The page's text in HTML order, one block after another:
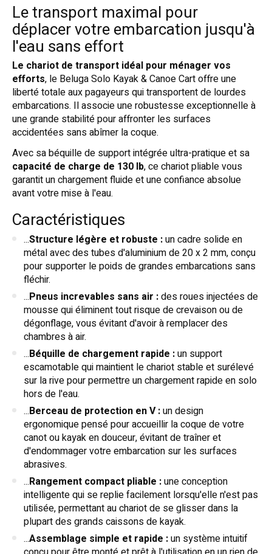
Le transport maximal pour
déplacer votre embarcation jusqu'à
l'eau sans effort
Le chariot de transport idéal pour ménager vos
efforts, le Beluga Solo Kayak & Canoe Cart offre une
liberté totale aux pagayeurs qui transportent de lourdes
embarcations. Il associe une robustesse exceptionnelle à
une grande stabilité pour affronter les surfaces
accidentées sans abîmer la coque.
Avec sa béquille de support intégrée ultra-pratique et sa
capacité de charge de 130 lb, ce chariot pliable vous
garantit un chargement fluide et une confiance absolue
avant votre mise à l'eau.
Caractéristiques
...Structure légère et robuste :un cadre solide en
métal avec des tubes d'aluminium de 20 x 2 mm, conçu
pour supporter le poids de grandes embarcations sans
fléchir.
...Pneus increvables sans air :des roues injectées de
mousse qui éliminent tout risque de crevaison ou de
dégonflage, vous évitant d'avoir à remplacer des
chambres à air.
...Béquille de chargement rapide :un support
escamotable qui maintient le chariot stable et surélevé
sur la rive pour permettre un chargement rapide en solo
hors de l'eau.
...Berceau de protection en V :un design
ergonomique pensé pour accueillir la coque de votre
canot ou kayak en douceur, évitant de traîner et
d'endommager votre embarcation sur les surfaces
abrasives.
...Rangement compact pliable :une conception
intelligente qui se replie facilement lorsqu'elle n'est pas
utilisée, permettant au chariot de se glisser dans la
plupart des grands caissons de kayak.
...Assemblage simple et rapide :un système intuitif